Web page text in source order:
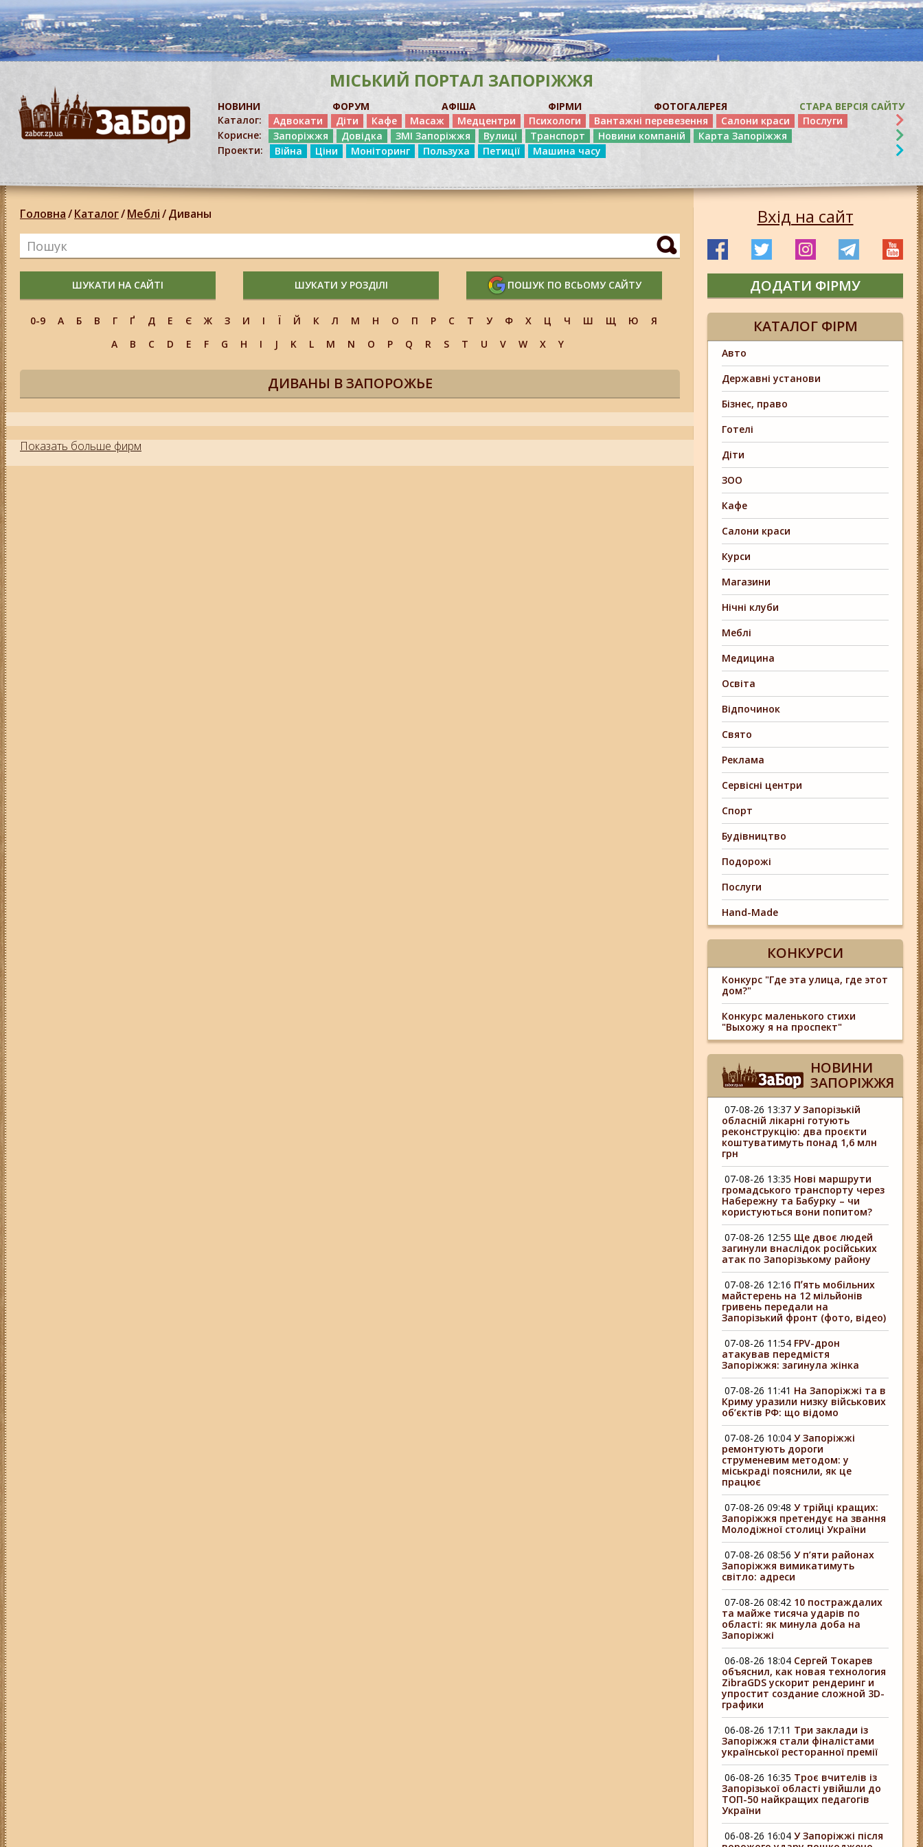
МІСЬКИЙ ПОРТАЛ ЗАПОРІЖЖЯ
НОВИНИ ФОРУМ АФІША ФІРМИ ФОТОГАЛЕРЕЯ
СТАРА ВЕРСІЯ САЙТУ
Каталог:
Адвокати Діти Кафе Масаж Медцентри Психологи Вантажні перевезення Салони краси
Послуги
Корисне:
Запоріжжя Довідка ЗМІ Запоріжжя Вулиці Транспорт Новини компаній
Карта Запоріжжя
Проекти:
Війна Ціни Моніторинг Пользуха Петиції Машина часу
Головна/Каталог/Меблі/Диваны
ШУКАТИ НА САЙТІ ШУКАТИ У РОЗДІЛІ ПОШУК ПО ВСЬОМУ САЙТУ
0-9 А Б В Г Ґ Д Е Є Ж З И І Ї Й К Л М Н О П Р С Т У Ф Х Ц Ч Ш Щ Ю
Я
A
B C D E F G H I J K L M N O P Q R S T U V W X Y
ДИВАНЫ В ЗАПОРОЖЬЕ
Показать больше фирм
Вхід на сайт
ДОДАТИ ФІРМУ
КАТАЛОГ ФІРМ
Авто
Державні установи
Бізнес, право
Готелі
Діти
ЗОО
Кафе
Салони краси
Курси
Магазини
Нічні клуби
Меблі
Медицина
Освіта
Відпочинок
Свято
Реклама
Сервісні центри
Спорт
Будівництво
Подорожі
Послуги
Hand-Made
КОНКУРСИ
Конкурс "Где эта улица, где этот
дом?"
Конкурс маленького стихи
"Выхожу я на проспект"
НОВИНИ
ЗАПОРІЖЖЯ
07-08-26 13:37 У Запорізькій
обласній лікарні готують
реконструкцію: два проєкти
коштуватимуть понад 1,6 млн
грн
07-08-26 13:35 Нові маршрути
громадського транспорту через
Набережну та Бабурку – чи
користуються вони попитом?
07-08-26 12:55 Ще двоє людей
загинули внаслідок російських
атак по Запорізькому району
07-08-26 12:16 Пʼять мобільних
майстерень на 12 мільйонів
гривень передали на
Запорізький фронт (фото, відео)
07-08-26 11:54 FPV-дрон
атакував передмістя
Запоріжжя: загинула жінка
07-08-26 11:41 На Запоріжжі та в
Криму уразили низку військових
об’єктів РФ: що відомо
07-08-26 10:04 У Запоріжжі
ремонтують дороги
струменевим методом: у
міськраді пояснили, як це
працює
07-08-26 09:48 У трійці кращих:
Запоріжжя претендує на звання
Молодіжної столиці України
07-08-26 08:56 У п’яти районах
Запоріжжя вимикатимуть
світло: адреси
07-08-26 08:42 10 постраждалих
та майже тисяча ударів по
області: як минула доба на
Запоріжжі
06-08-26 18:04 Сергей Токарев
объяснил, как новая технология
ZibraGDS ускорит рендеринг и
упростит создание сложной 3D-
графики
06-08-26 17:11 Три заклади із
Запоріжжя стали фіналістами
української ресторанної премії
06-08-26 16:35 Троє вчителів із
Запорізької області увійшли до
ТОП-50 найкращих педагогів
України
06-08-26 16:04 У Запоріжжі після